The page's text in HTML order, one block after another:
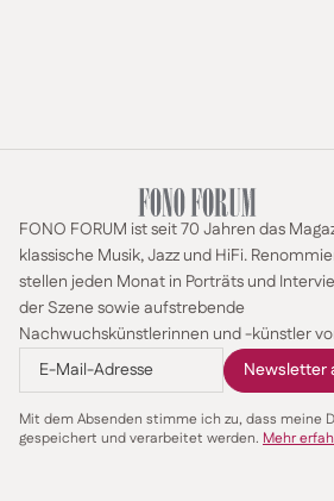
FONO FORUM ist seit 70 Jahren das
klassische Musik, Jazz und HiFi.
stellen jeden Monat in Porträts und
der Szene sowie aufstrebende
Nachwuchskünstlerinnen und -künstler
Mit dem Absenden stimme ich zu, dass meine
gespeichert und verarbeitet werden. Mehr